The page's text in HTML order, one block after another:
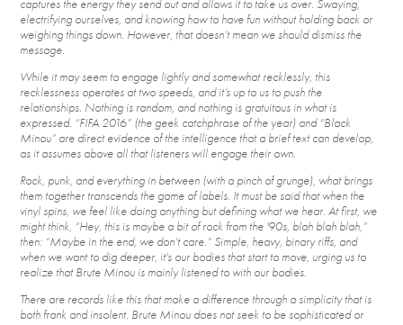
captures the energy they send out and allows it to take us over. Swaying,
electrifying ourselves, and knowing how to have fun without holding back or
weighing things down. However, that doesn’t mean we should dismiss the
message.
While it may seem to engage lightly and somewhat recklessly, this
recklessness operates at two speeds, and it’s up to us to push the
relationships. Nothing is random, and nothing is gratuitous in what is
expressed. “FIFA 2016” (the geek catchphrase of the year) and “Black
Minou” are direct evidence of the intelligence that a brief text can develop,
as it assumes above all that listeners will engage their own.
Rock, punk, and everything in between (with a pinch of grunge), what brings
them together transcends the game of labels. It must be said that when the
vinyl spins, we feel like doing anything but defining what we hear. At first, we
might think, “Hey, this is maybe a bit of rock from the '90s, blah blah blah,”
then: “Maybe in the end, we don’t care.” Simple, heavy, binary riffs, and
when we want to dig deeper, it's our bodies that start to move, urging us to
realize that Brute Minou is mainly listened to with our bodies.
There are records like this that make a difference through a simplicity that is
both frank and insolent. Brute Minou does not seek to be sophisticated or